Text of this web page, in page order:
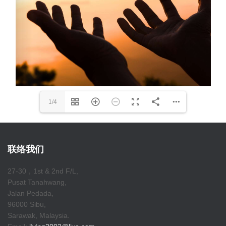
1/4
联络我们
27-30，1st & 2nd F/L,
Pusat Tanahwang,
Jalan Pedada,
96000 Sibu,
Sarawak, Malaysia.